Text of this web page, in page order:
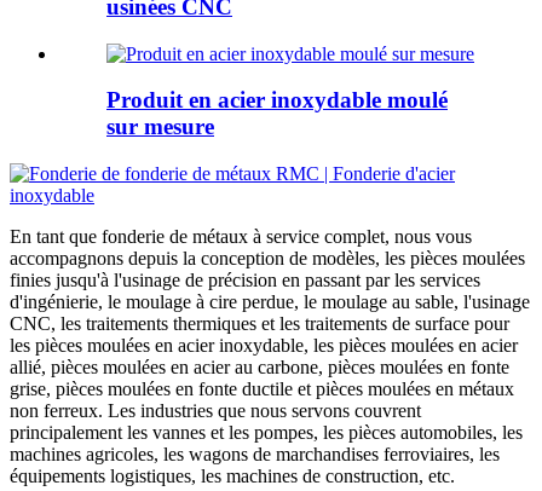
usinées CNC
Produit en acier inoxydable moulé
sur mesure
En tant que fonderie de métaux à service complet, nous vous
accompagnons depuis la conception de modèles, les pièces moulées
finies jusqu'à l'usinage de précision en passant par les services
d'ingénierie, le moulage à cire perdue, le moulage au sable, l'usinage
CNC, les traitements thermiques et les traitements de surface pour
les pièces moulées en acier inoxydable, les pièces moulées en acier
allié, pièces moulées en acier au carbone, pièces moulées en fonte
grise, pièces moulées en fonte ductile et pièces moulées en métaux
non ferreux. Les industries que nous servons couvrent
principalement les vannes et les pompes, les pièces automobiles, les
machines agricoles, les wagons de marchandises ferroviaires, les
équipements logistiques, les machines de construction, etc.